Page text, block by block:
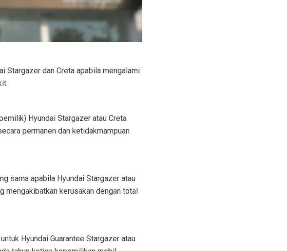
Stargazer dan Creta apabila mengalami
Hyundai Stargazer atau Creta
permanen dan ketidakmampuan
sama apabila Hyundai Stargazer atau
mengakibatkan kerusakan dengan total
Hyundai Guarantee Stargazer atau